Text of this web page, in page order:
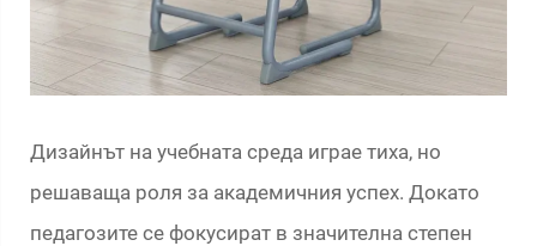
Дизайнът на учебната среда играе тиха, но
решаваща роля за академичния успех. Докато
педагозите се фокусират в значителна степен